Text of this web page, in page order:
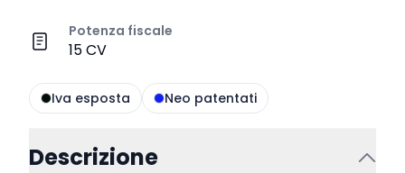
Potenza fiscale
15 CV
Iva esposta Neo patentati
Descrizione